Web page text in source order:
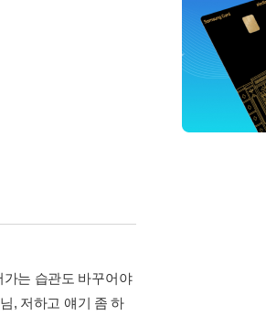
는 습관도 바꾸어야
, 저하고 얘기 좀 하